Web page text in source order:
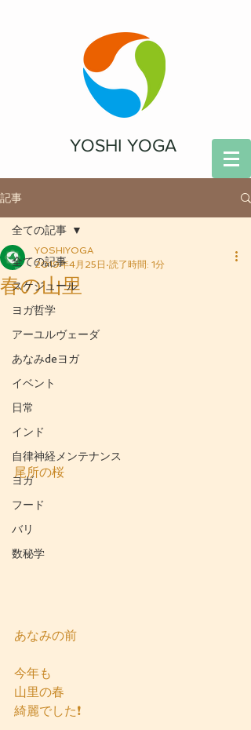
YOSHI YOGA
記事
全ての記事
スケジュール
ヨガ哲学
アーユルヴェーダ
あなみdeヨガ
イベント
日常
インド
自律神経メンテナンス
ヨガ
フード
バリ
数秘学
全ての記事
春の山里
YOSHIYOGA
2019年4月25日 読了時間: 1分
尾所の桜
あなみの前
今年も
山里の春
綺麗でした❗